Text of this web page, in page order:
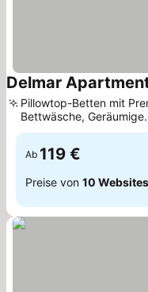
Delmar
Pillowtop-Betten mit
Bettwäsche, Geräumige
Außenterrassen oder
Ab 119 €
Preise von 10 Websites